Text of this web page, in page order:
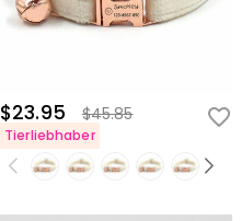
$23.95 $45.85
Tierliebhaber